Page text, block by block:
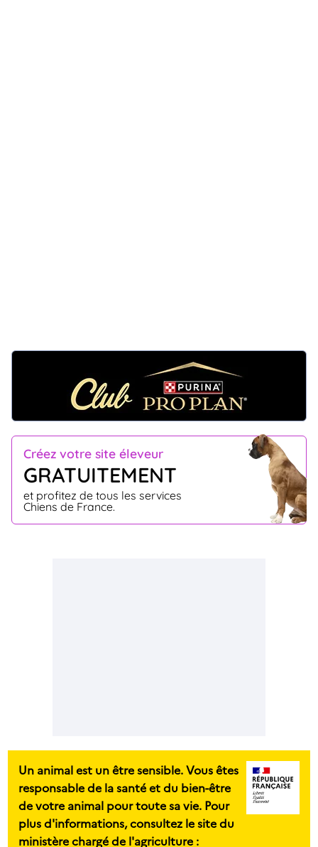
Créez votre site éleveur
GRATUITEMENT
et profitez de tous les services
Chiens de France.
Un animal est un être sensible. Vous êtes
responsable de la santé et du bien-être
de votre animal pour toute sa vie. Pour
plus d'informations, consultez le site du
ministère chargé de l'agriculture :